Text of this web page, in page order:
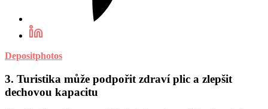
Depositphotos
3. Turistika může podpořit zdraví plic a zlepšit
dechovou kapacitu